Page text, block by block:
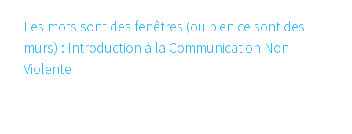
Les mots sont des fenêtres (ou bien ce sont des
murs) : Introduction à la Communication Non
Violente